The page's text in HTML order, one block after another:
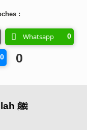
:
Whatsapp 0
0 0
Ainsi etait Muhammad le Messager d’Allah ﷺ